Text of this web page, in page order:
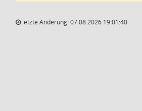
letzte Änderung: 07.08.2026 19:01:40